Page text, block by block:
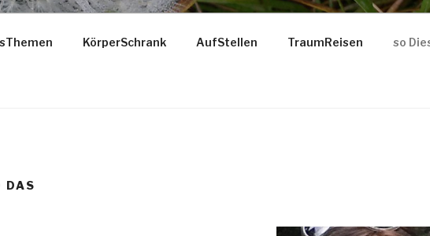
KörperSchrank AufStellen TraumReisen so
DAS